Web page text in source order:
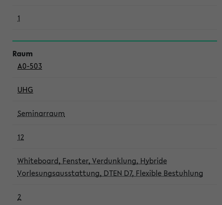
1
A0-503
UHG
Seminarraum
12
Whiteboard, Fenster, Verdunklung, Hybride
Vorlesungsausstattung, DTEN D7, Flexible Bestuhlung
2